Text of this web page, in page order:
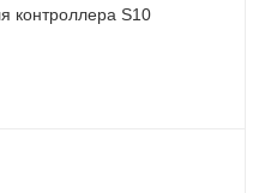
контроллера S10